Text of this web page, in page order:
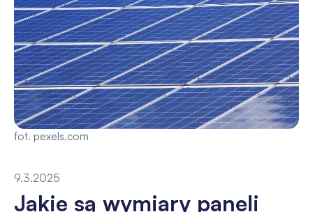
9.3.2025
Jakie są wymiary paneli
fot. pexels.com